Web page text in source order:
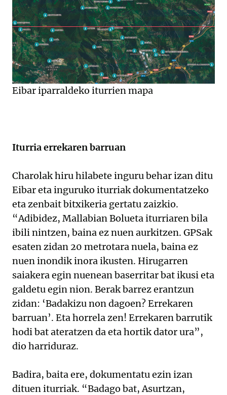
Eibar iparraldeko iturrien mapa
Iturria errekaren barruan
Charolak hiru hilabete inguru behar izan ditu
Eibar eta inguruko iturriak dokumentatzeko
eta zenbait bitxikeria gertatu zaizkio.
“Adibidez, Mallabian Bolueta iturriaren bila
ibili nintzen, baina ez nuen aurkitzen. GPSak
esaten zidan 20 metrotara nuela, baina ez
nuen inondik inora ikusten. Hirugarren
saiakera egin nuenean baserritar bat ikusi eta
galdetu egin nion. Berak barrez erantzun
zidan: ‘Badakizu non dagoen? Errekaren
barruan’. Eta horrela zen! Errekaren barrutik
hodi bat ateratzen da eta hortik dator ura”,
dio harriduraz.
Badira, baita ere, dokumentatu ezin izan
dituen iturriak. “Badago bat, Asurtzan,